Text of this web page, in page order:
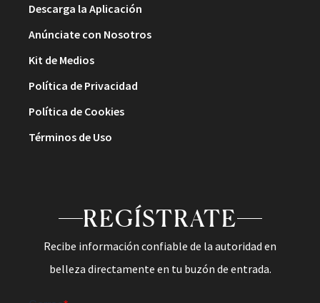
Descarga la Aplicación
Anúnciate con Nosotros
Kit de Medios
Política de Privacidad
Política de Cookies
Términos de Uso
REGÍSTRATE
Recibe información confiable de la autoridad en
belleza directamente en tu buzón de entrada.